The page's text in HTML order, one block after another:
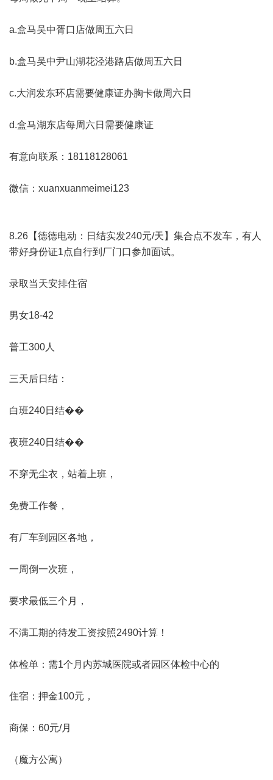
a.盒马吴中胥口店做周五六日
b.盒马吴中尹山湖花泾港路店做周五六日
c.大润发东环店需要健康证办胸卡做周六日
d.盒马湖东店每周六日需要健康证
有意向联系：18118128061
微信：xuanxuanmeimei123
8.26【德德电动：日结实发240元/天】集合点不发车，有人
带好身份证1点自行到厂门口参加面试。
录取当天安排住宿
男女18-42
普工300人
三天后日结：
白班240日结��
夜班240日结��
不穿无尘衣，站着上班，
免费工作餐，
有厂车到园区各地，
一周倒一次班，
要求最低三个月，
不满工期的待发工资按照2490计算！
体检单：需1个月内苏城医院或者园区体检中心的
住宿：押金100元，
商保：60元/月
（魔方公寓）